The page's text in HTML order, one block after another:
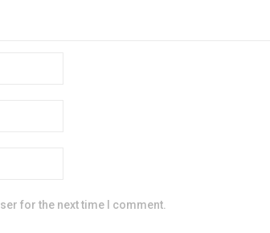
for the next time I comment.